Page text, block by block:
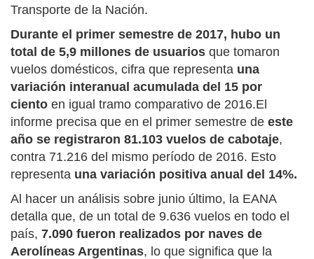
Transporte de la Nación.
Durante el primer semestre de 2017, hubo un
total de 5,9 millones de usuarios que tomaron
vuelos domésticos, cifra que representa una
variación interanual acumulada del 15 por
ciento en igual tramo comparativo de 2016.El
informe precisa que en el primer semestre de este
año se registraron 81.103 vuelos de cabotaje,
contra 71.216 del mismo período de 2016. Esto
representa una variación positiva anual del 14%.
Al hacer un análisis sobre junio último, la EANA
detalla que, de un total de 9.636 vuelos en todo el
país, 7.090 fueron realizados por naves de
Aerolíneas Argentinas, lo que significa que la